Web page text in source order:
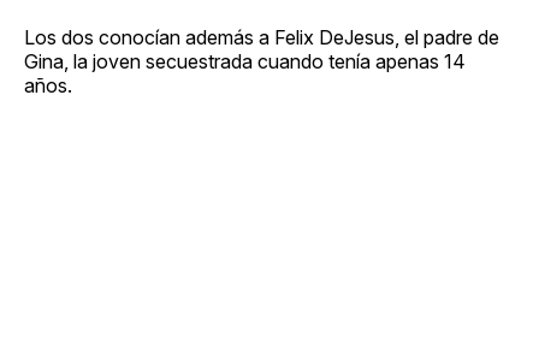
Los dos conocían además a Felix DeJesus, el padre de
Gina, la joven secuestrada cuando tenía apenas 14
años.